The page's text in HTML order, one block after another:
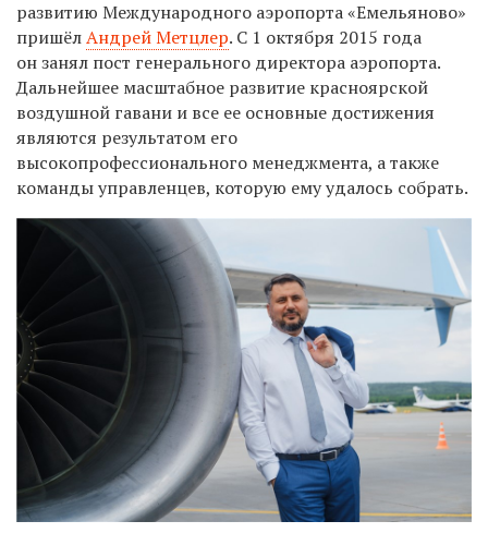
развитию Международного аэропорта «Емельяново»
пришёлАндрей Метцлер. С 1 октября 2015 года
он занял пост генерального директора аэропорта.
Дальнейшее масштабное развитие красноярской
воздушной гавани и все ее основные достижения
являются результатом его
высокопрофессионального менеджмента, а также
команды управленцев, которую ему удалось собрать.